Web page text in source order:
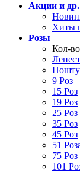
Акции и др.
Хиты
Розы
Кол-во
9 Роз
15 Роз
19 Роз
25 Роз
35 Роз
45 Роз
51
75 Роз
101